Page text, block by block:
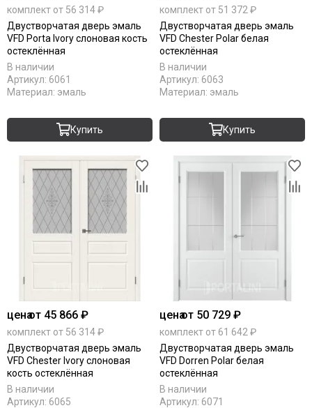
комплект от 56 314 ₽
Двустворчатая дверь эмаль
VFD Porta Ivory слоновая кость
остеклённая
В наличии
Артикул: 6061
Материал: эмаль
Купить
комплект от 51 372 ₽
Двустворчатая дверь эмаль
VFD Chester Polar белая
остеклённая
В наличии
Артикул: 6063
Материал: эмаль
Купить
ценаот 45 866 ₽
комплект от 56 314 ₽
Двустворчатая дверь эмаль
VFD Chester Ivory слоновая
кость остеклённая
В наличии
Артикул: 6065
ценаот 50 729 ₽
комплект от 61 642 ₽
Двустворчатая дверь эмаль
VFD Dorren Polar белая
остеклённая
В наличии
Артикул: 6071